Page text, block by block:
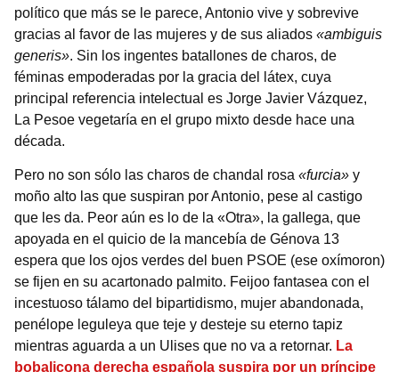
político que más se le parece, Antonio vive y sobrevive
gracias al favor de las mujeres y de sus aliados «ambiguis
generis». Sin los ingentes batallones de charos, de
féminas empoderadas por la gracia del látex, cuya
principal referencia intelectual es Jorge Javier Vázquez,
La Pesoe vegetaría en el grupo mixto desde hace una
década.
Pero no son sólo las charos de chandal rosa «furcia» y
moño alto las que suspiran por Antonio, pese al castigo
que les da. Peor aún es lo de la «Otra», la gallega, que
apoyada en el quicio de la mancebía de Génova 13
espera que los ojos verdes del buen PSOE (ese oxímoron)
se fijen en su acartonado palmito. Feijoo fantasea con el
incestuoso tálamo del bipartidismo, mujer abandonada,
penélope leguleya que teje y desteje su eterno tapiz
mientras aguarda a un Ulises que no va a retornar. La
bobalicona derecha española suspira por un príncipe